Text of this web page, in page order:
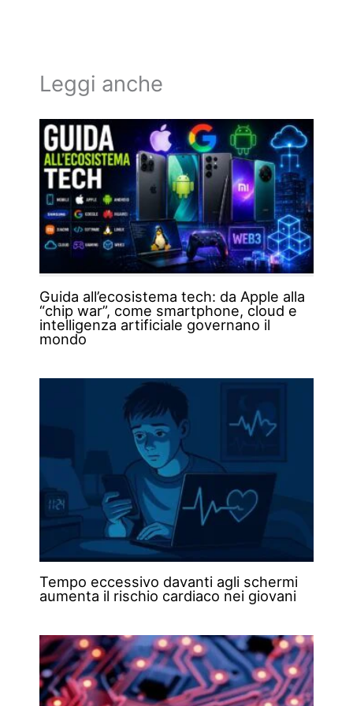
Leggi anche
Guida all’ecosistema tech: da Apple alla
“chip war”, come smartphone, cloud e
intelligenza artificiale governano il
mondo
Tempo eccessivo davanti agli schermi
aumenta il rischio cardiaco nei giovani